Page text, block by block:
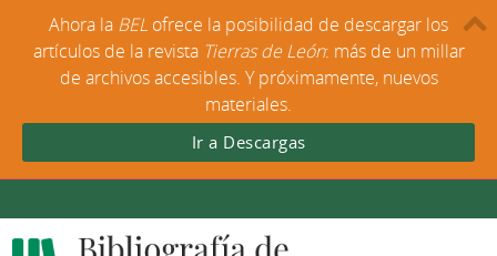
Ahora la BEL ofrece la posibilidad de descargar los
artículos de la revista Tierras de León: más de un millar
de archivos accesibles. Y próximamente, nuevos
materiales.
Ir a Descargas